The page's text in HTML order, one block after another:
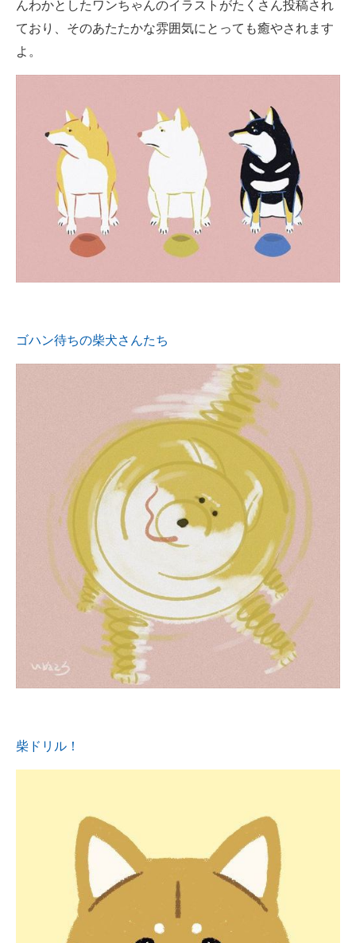
んわかとしたワンちゃんのイラストがたくさん投稿され
ており、そのあたたかな雰囲気にとっても癒やされます
よ。
ゴハン待ちの柴犬さんたち
柴ドリル！